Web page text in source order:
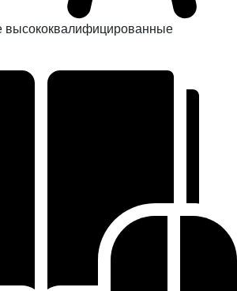
высококвалифицированные